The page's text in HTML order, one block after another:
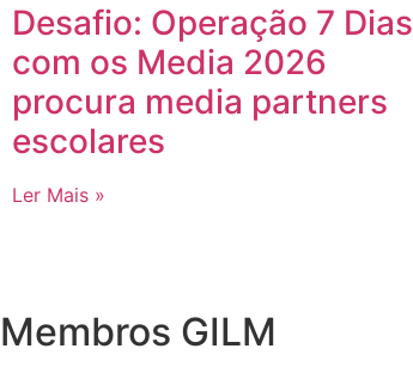
Desafio: Operação 7 Dias
com os Media 2026
procura media partners
escolares
Ler Mais »
Membros GILM